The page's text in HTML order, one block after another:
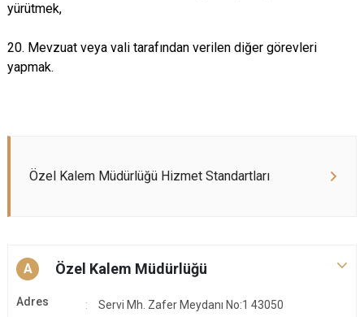
yürütmek,
20. Mevzuat veya vali tarafından verilen diğer görevleri
yapmak.
Özel Kalem Müdürlüğü Hizmet Standartları
A Özel Kalem Müdürlüğü
Adres
Servi Mh. Zafer Meydanı No:1 43050